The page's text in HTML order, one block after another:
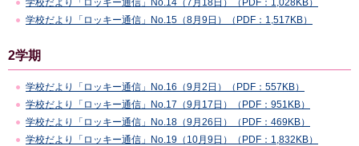
学校だより「ロッキー通信」No.15（8月9日）（PDF：1,517KB）
2学期
学校だより「ロッキー通信」No.16（9月2日）（PDF：557KB）
学校だより「ロッキー通信」No.17（9月17日）（PDF：951KB）
学校だより「ロッキー通信」No.18（9月26日）（PDF：469KB）
学校だより「ロッキー通信」No.19（10月9日）（PDF：1,832KB）